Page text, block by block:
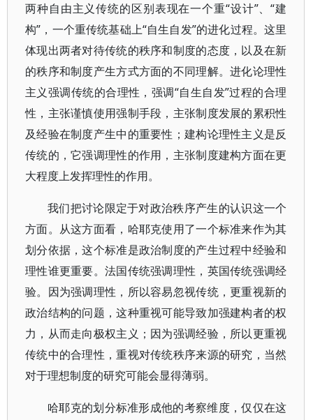
两种自由主义传统的区别表现在一个重“设计”、“建
构”，一个重传统基础上“自生自发”的进化过程。这里
体现出两者对待传统的秩序和制度的态度，以及在新
的秩序和制度产生方式方面的不同理解。进化论理性
主义强调传统的合理性，强调“自生自发”过程的合理
性，主张谨慎使用强制手段，主张制度发展的累积性
及经验在制度产生中的重要性；建构论理性主义是反
传统的，它强调理性的作用，主张制度建构方面在更
大程度上发挥理性的作用。
我们把讨论限定于对政治秩序产生的认识这一个
方面。从这方面看，哈耶克使用了一个标准来作为其
划分依据，这个标准是政治制度的产生过程中经验和
理性谁更重要。法国传统强调理性，英国传统强调经
验。因为强调理性，所以容易忽视传统，更重视新的
政治结构的问题，这种重视可能导致加强建构者的权
力，从而走向极权主义；因为强调经验，所以更重视
传统中的合理性，重视对传统秩序来源的研究，当然
对于理想制度的研究可能会显得薄弱。
哈耶克的划分标准形成他的考察维度，仅仅在这